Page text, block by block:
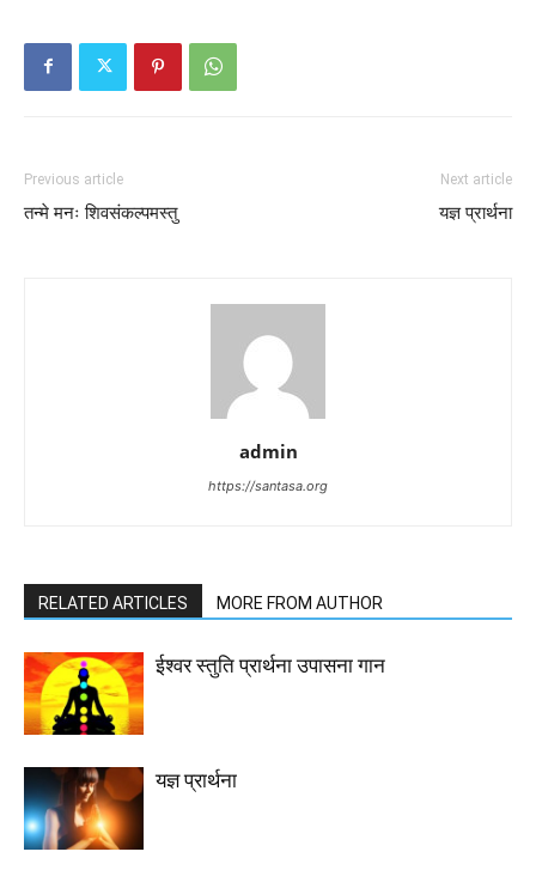
Previous article
तन्मे मनः शिवसंकल्पमस्तु
Next article
यज्ञ प्रार्थना
admin
https://santasa.org
RELATED ARTICLES MORE FROM AUTHOR
ईश्वर स्तुति प्रार्थना उपासना गान
यज्ञ प्रार्थना